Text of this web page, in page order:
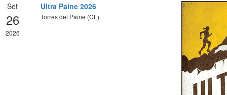
Set
26
2026
Ultra Paine 2026
Torres del Paine (CL)